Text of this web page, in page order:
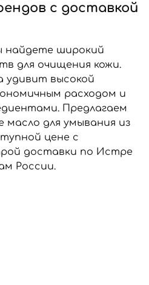
с доставкой
найдете широкий
для очищения кожи.
удивит высокой
расходом и
Предлагаем
масло для умывания из
цене с
доставки по Истре
России.